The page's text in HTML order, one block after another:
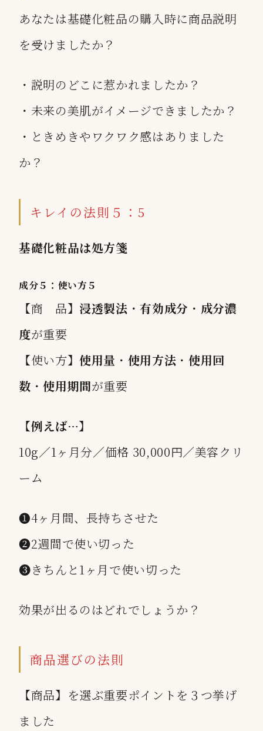
あなたは基礎化粧品の購入時に商品説明
を受けましたか？
・説明のどこに惹かれましたか？
・未来の美肌がイメージできましたか？
・ときめきやワクワク感はありました
か？
キレイの法則５：5
基礎化粧品は処方箋
成分５：使い方５
【商 品】 浸透製法 ・有効成分 ・ 成分濃
度が重要
【使い方】使用量 ・ 使用方法 ・ 使用回
数 ・使用期間が重要
【例えば…】
10g／1ヶ月分／価格 30,000円／美容クリ
ーム
❶4ヶ月間、長持ちさせた
❷2週間で使い切った
❸きちんと1ヶ月で使い切った
効果が出るのはどれでしょうか？
商品選びの法則
【商品】を選ぶ重要ポイントを３つ挙げ
ました